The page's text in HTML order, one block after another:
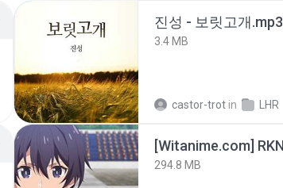
진성 - 보릿고개.mp3
3.4 MB
castor-trot in LHR
294.8 MB